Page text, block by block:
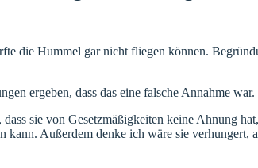
die Hummel gar nicht fliegen können.
ergeben, dass das eine falsche Annahme war.
sie von Gesetzmäßigkeiten keine Ahnung
kann. Außerdem denke ich wäre sie verhungert,